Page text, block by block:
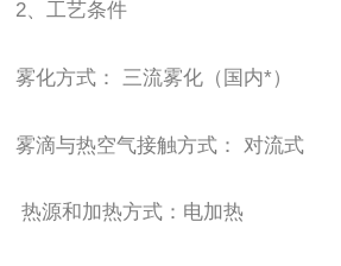
2、工艺条件
雾化方式： 三流雾化（国内*）
雾滴与热空气接触方式： 对流式
热源和加热方式：电加热